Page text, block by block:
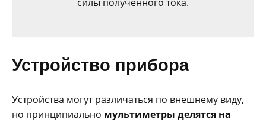
силы полученного тока.
Устройство прибора
Устройства могут различаться по внешнему виду,
но принципиально мультиметры делятся на